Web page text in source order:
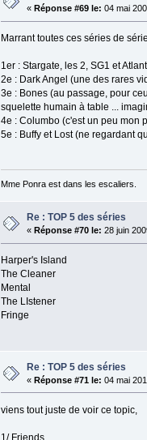
«Réponse #69 le: 04 mai
Marrant toutes ces séries de
1er : Stargate, les 2, SG1 et
2e : Dark Angel (une des rares
3e : Bones (au passage, pour
squelette humain à table ...
4e : Columbo (c'est un peu mon
5e : Buffy et Lost (ne regardant
Mme Ponra est dans les escaliers.
Re : TOP 5 des séries
« Réponse #70 le: 28 juin
Harper's Island
The Cleaner
Mental
The LIstener
Fringe
Re : TOP 5 des séries
«Réponse #71 le: 04 mai
viens tout juste de voir ce topic,
1/ Friends